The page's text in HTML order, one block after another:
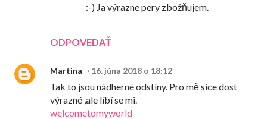
ODPOVEDAŤ
:-) Ja výrazne pery zbožňujem.
Martina 16. júna 2018 o 18:12
Tak to jsou nádherné odstíny. Pro mě sice dost
výrazné ,ale líbí se mi.
welcometomyworld